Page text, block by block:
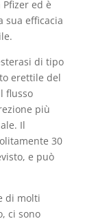
ed è
sua efficacia
di tipo
erettile del
flusso
più
Il
30
e può
di molti
ci sono